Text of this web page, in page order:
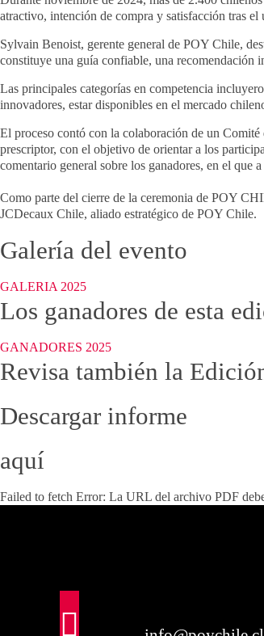
atractivo, intención de compra y satisfacción tras el
Sylvain Benoist, gerente general de POY Chile,
constituye una guía confiable, una recomendación
Las principales categorías en competencia
innovadores, estar disponibles en el mercado
El proceso contó con la colaboración de un
prescriptor, con el objetivo de orientar a los
comentario general sobre los ganadores, en el que
Como parte del cierre de la ceremonia de POY
JCDecaux Chile, aliado estratégico de POY Chile.
Galería del evento
GALERIA 2025
Los ganadores de esta
GANADORES 2025
Revisa también la
Descargar informe
aquí
Failed to fetch Error: La URL del archivo PDF